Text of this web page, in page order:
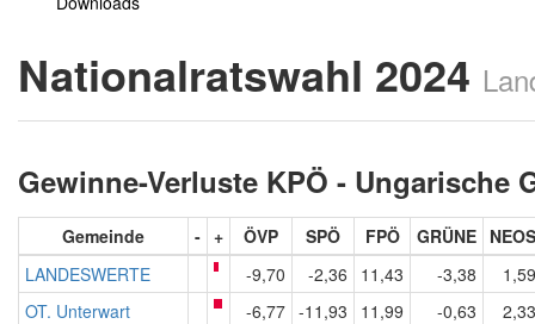
Nationalratswahl 2024
Gewinne-Verluste KPÖ - Ungarische
Gemeinde - + ÖVP SPÖ FPÖ GRÜNE NEOS
LANDESWERTE
-9,70 -2,36 11,43 -3,38
1,59
OT. Unterwart
-6,77 -11,93 11,99 -0,63
2,33